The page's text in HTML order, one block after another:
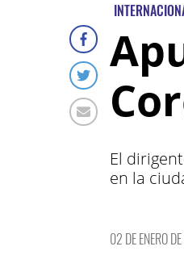
El
en la
02 DE ENERO